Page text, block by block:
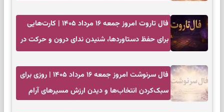
فال تاروت امروز جمعه ۱۶ مرداد ۱۴۰۵ | کارت‌هایی
برای حفظ دستاوردها، شنیدن ندای درون و حرکت در
فال سرنوشت امروز جمعه ۱۶ مرداد ۱۴۰۵ | روزی برای
سبک‌کردن انتخاب‌ها و دیدن ارزش مسیرهای آرام